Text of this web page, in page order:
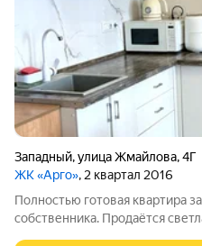
Западный,улица Жмайлова,4Г
ЖК «Арго», 2 квартал 2016
Полностью готовая квартира заезжай и живи! Продажа от
собственника. Продаётся